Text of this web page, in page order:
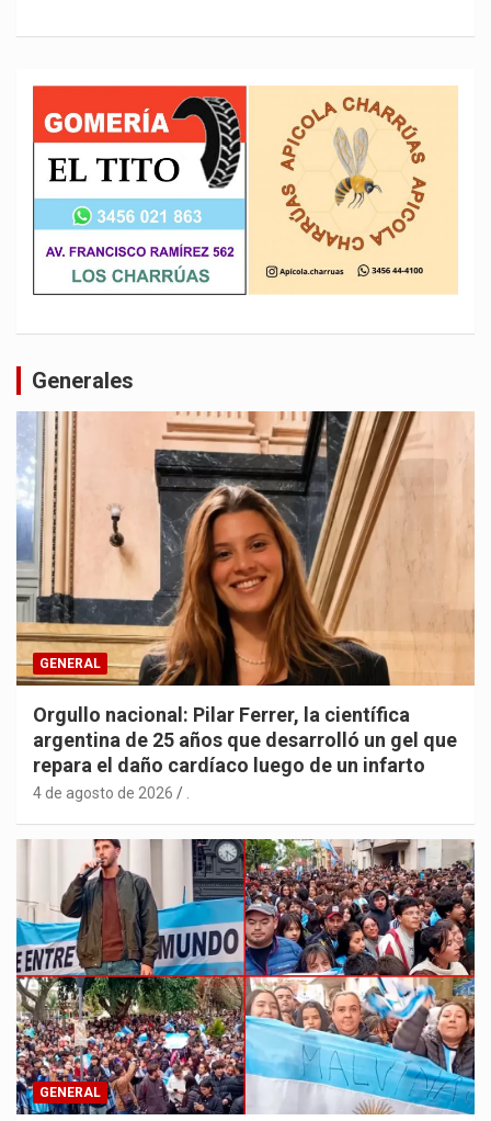
Generales
GENERAL
Orgullo nacional: Pilar Ferrer, la científica
argentina de 25 años que desarrolló un gel que
repara el daño cardíaco luego de un infarto
4 de agosto de 2026 .
GENERAL